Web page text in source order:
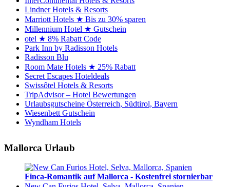
Lindner Hotels & Resorts
Marriott Hotels ★ Bis zu 30% sparen
Millennium Hotel ★ Gutschein
otel ★ 8% Rabatt Code
Park Inn by Radisson Hotels
Radisson Blu
Room Mate Hotels ★ 25% Rabatt
Secret Escapes Hoteldeals
Swissôtel Hotels & Resorts
TripAdvisor – Hotel Bewertungen
Urlaubsgutscheine Österreich, Südtirol, Bayern
Wiesenbett Gutschein
Wyndham Hotels
Mallorca Urlaub
Finca-Romantik auf Mallorca - Kostenfrei stornierbar